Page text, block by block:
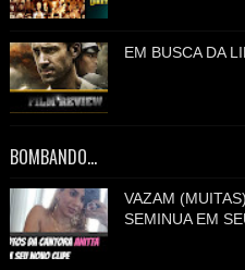
EM BUSCA DA
BOMBANDO...
VAZAM
SEMINUA EM